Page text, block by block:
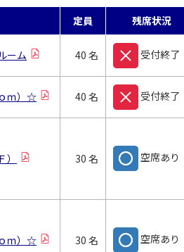
定員
残席状況
ーム 40 名 受付終了
ｍ）☆ 40 名 受付終了
30 名 空席あり
ｍ）☆ 30 名 空席あり